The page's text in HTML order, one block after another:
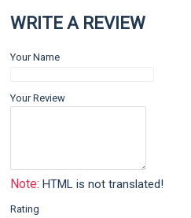
WRITE A REVIEW
Your Name
Your Review
Note: HTML is not translated!
Rating